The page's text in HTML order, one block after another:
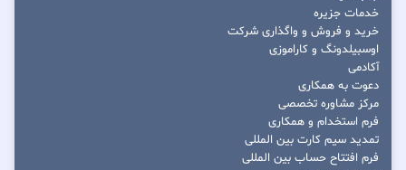
خدمات جزیره
خرید و فروش و واگذاری شرکت
اوسبیلدونگ و کاراموزی
آکادمی
دعوت به همکاری
مرکز مشاوره تخصصی
فرم استخدام و همکاری
تمدید سیم کارت بین المللی
فرم افتتاح حساب بین المللی